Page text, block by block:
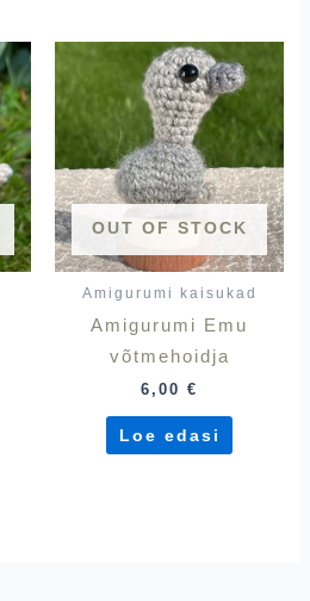
OUT OF STOCK
Amigurumi kaisukad
Amigurumi Emu
võtmehoidja
6,00€
Loe edasi